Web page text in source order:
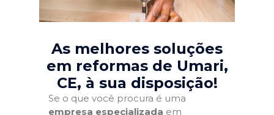
As melhores soluções
em reformas de Umari,
CE, à sua disposição!
Se o que você procura é uma
empresa especializada em